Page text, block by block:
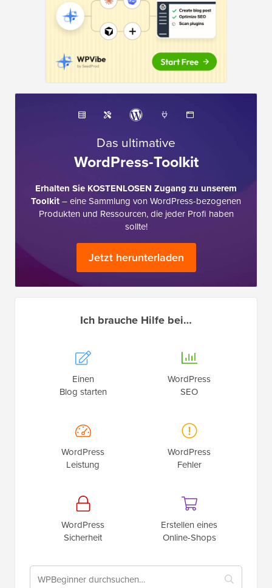
Das ultimative
WordPress-Toolkit
Erhalten Sie KOSTENLOSEN Zugang zu unserem
Toolkit– eine Sammlung von WordPress-bezogenen
Produkten und Ressourcen, die jeder Profi haben
sollte!
Jetzt herunterladen
Ich brauche Hilfe bei…
Einen
Blog starten
WordPress
SEO
WordPress
Leistung
WordPress
Fehler
WordPress
Sicherheit
Erstellen eines
Online-Shops